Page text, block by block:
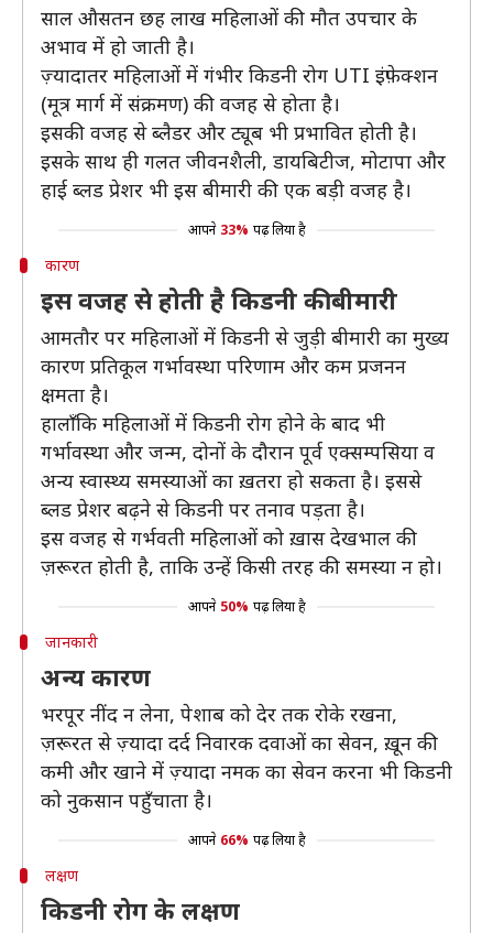
साल औसतन छह लाख महिलाओं की मौत उपचार के
अभाव में हो जाती है।
ज़्यादातर महिलाओं में गंभीर किडनी रोग UTI इंफ़ेक्शन
(मूत्र मार्ग में संक्रमण) की वजह से होता है।
इसकी वजह से ब्लैडर और ट्यूब भी प्रभावित होती है।
इसके साथ ही गलत जीवनशैली, डायबिटीज, मोटापा और
हाई ब्लड प्रेशर भी इस बीमारी की एक बड़ी वजह है।
आपने 33% पढ़ लिया है
कारण
इस वजह से होती है किडनी की बीमारी
आमतौर पर महिलाओं में किडनी से जुड़ी बीमारी का मुख्य
कारण प्रतिकूल गर्भावस्था परिणाम और कम प्रजनन
क्षमता है।
हालाँकि महिलाओं में किडनी रोग होने के बाद भी
गर्भावस्था और जन्म, दोनों के दौरान पूर्व एक्सम्पसिया व
अन्य स्वास्थ्य समस्याओं का ख़तरा हो सकता है। इससे
ब्लड प्रेशर बढ़ने से किडनी पर तनाव पड़ता है।
इस वजह से गर्भवती महिलाओं को ख़ास देखभाल की
ज़रूरत होती है, ताकि उन्हें किसी तरह की समस्या न हो।
आपने 50% पढ़ लिया है
जानकारी
अन्य कारण
भरपूर नींद न लेना, पेशाब को देर तक रोके रखना,
ज़रूरत से ज़्यादा दर्द निवारक दवाओं का सेवन, ख़ून की
कमी और खाने में ज़्यादा नमक का सेवन करना भी किडनी
को नुकसान पहुँचाता है।
आपने 66% पढ़ लिया है
लक्षण
किडनी रोग के लक्षण